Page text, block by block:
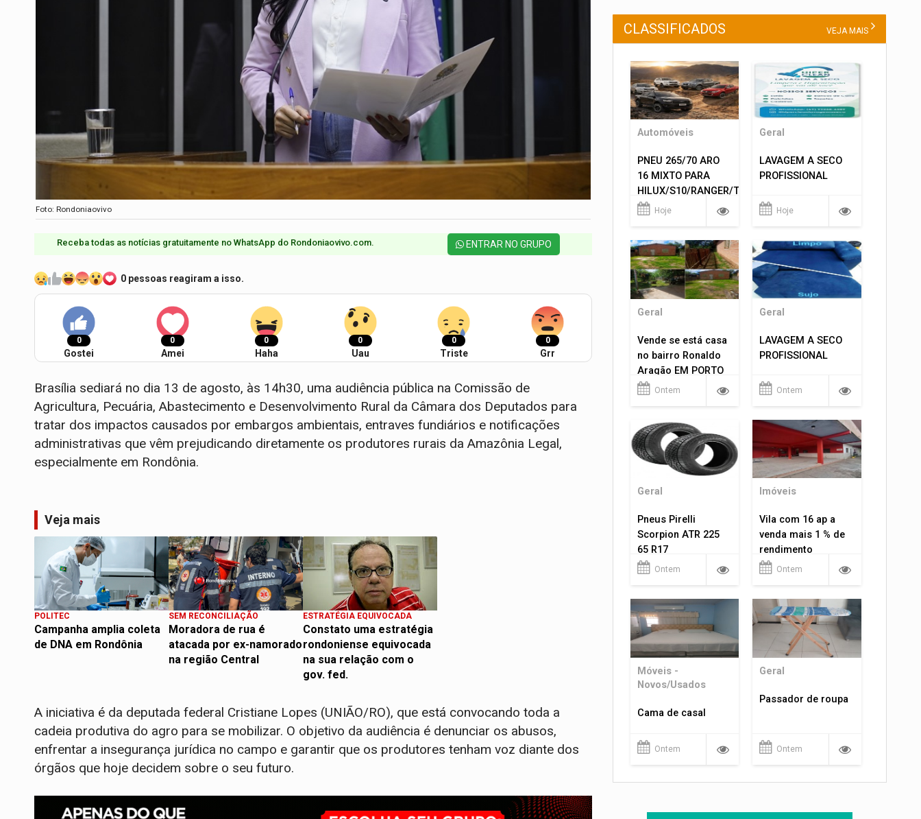
Foto: Rondoniaovivo
Receba todas as notícias gratuitamente no WhatsApp do Rondoniaovivo.com.​ ENTRAR NO GRUPO
0 pessoas reagiram a isso.
0
Gostei
0
Amei
0
Haha
0
Uau
0
Triste
0
Grr
Brasília sediará no dia 13 de agosto, às 14h30, uma audiência pública na Comissão de
Agricultura, Pecuária, Abastecimento e Desenvolvimento Rural da Câmara dos Deputados para
tratar dos impactos causados por embargos ambientais, entraves fundiários e notificações
administrativas que vêm prejudicando diretamente os produtores rurais da Amazônia Legal,
especialmente em Rondônia.
Veja mais
POLITEC
Campanha amplia coleta
de DNA em Rondônia
SEM RECONCILIAÇÃO
Moradora de rua é
atacada por ex-namorado
na região Central
ESTRATÉGIA EQUIVOCADA
Constato uma estratégia
rondoniense equivocada
na sua relação com o
gov. fed.
A iniciativa é da deputada federal Cristiane Lopes (UNIÃO/RO), que está convocando toda a
cadeia produtiva do agro para se mobilizar. O objetivo da audiência é denunciar os abusos,
enfrentar a insegurança jurídica no campo e garantir que os produtores tenham voz diante dos
órgãos que hoje decidem sobre o seu futuro.
CLASSIFICADOS VEJA MAIS
Automóveis
PNEU 265/70 ARO
16 MIXTO PARA
HILUX/S10/RANGER/TRITON
ETC... MONTAGEM
Hoje
Geral
LAVAGEM A SECO
PROFISSIONAL
Hoje
Geral
Vende se está casa
no bairro Ronaldo
Aragão EM PORTO
VELHO RO.
Ontem
Geral
LAVAGEM A SECO
PROFISSIONAL
Ontem
Geral
Pneus Pirelli
Scorpion ATR 225
65 R17
Ontem
Imóveis
Vila com 16 ap a
venda mais 1 % de
rendimento
Ontem
Móveis -
Novos/Usados
Cama de casal
Ontem
Geral
Passador de roupa
Ontem